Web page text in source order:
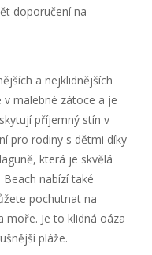
doporučení na
a nejklidnějších
v malebné zátoce a je
příjemný stín v
pro rodiny s dětmi díky
která je skvělá
nabízí také
pochutnat na
moře. Je to klidná oáza
pláže.